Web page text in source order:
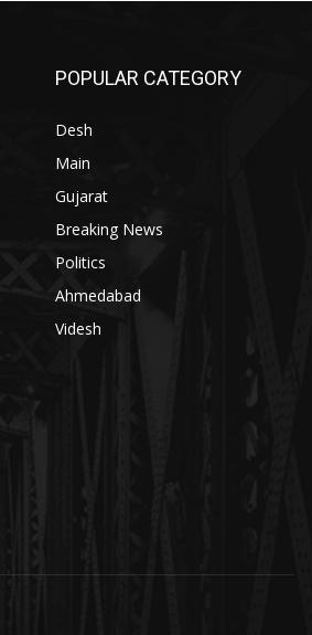
POPULAR CATEGORY
Desh
Main
Gujarat
Breaking News
Politics
Ahmedabad
Videsh